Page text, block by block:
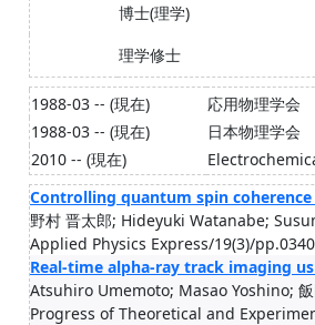
博士(理学)
理学修士
1988-03 -- (現在)
応用物理学会
1988-03 -- (現在)
日本物理学会
2010 -- (現在)
Controlling quantum spin
野村 晋太郎; Hideyuki Watanabe;
Applied Physics Express/19(3)/
Real-time alpha-ray track imaging
Atsuhiro Umemoto; Masao Yoshino;
Progress of Theoretical and